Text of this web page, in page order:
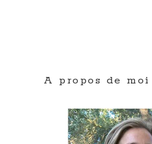
A propos de moi